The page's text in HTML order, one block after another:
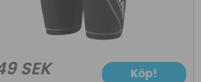
SEK Köp!